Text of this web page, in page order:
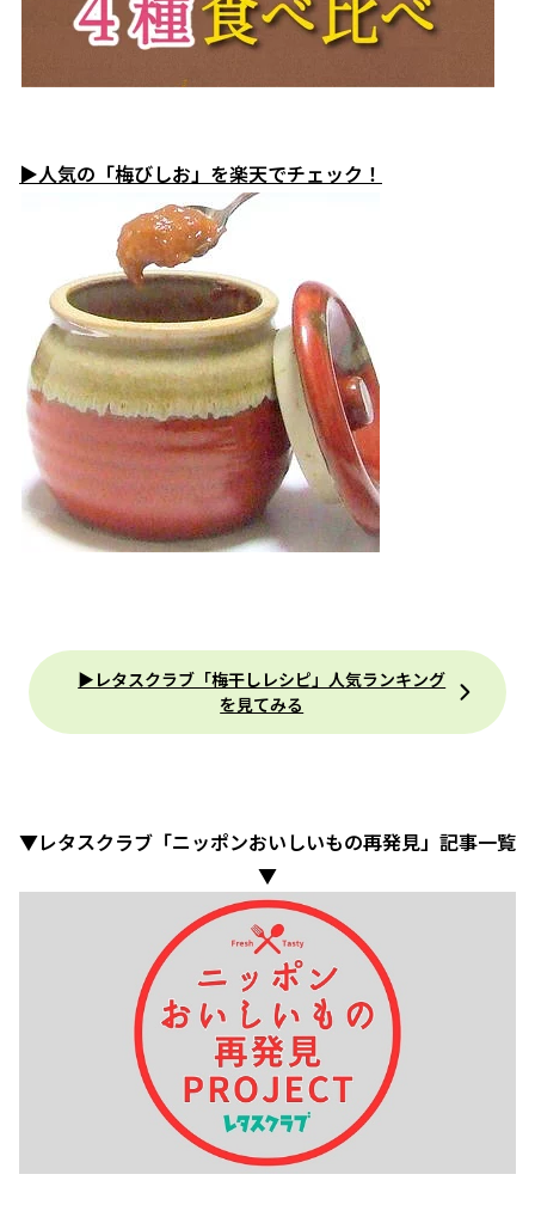
▶人気の「梅びしお」を楽天でチェック！
▶レタスクラブ「梅干しレシピ」人気ランキング
を見てみる
▼レタスクラブ「ニッポンおいしいもの再発見」記事一覧
▼